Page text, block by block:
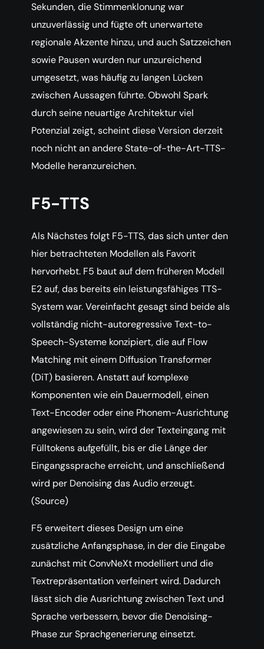
Sekunden, die Stimmenklonung war
unzuverlässig und fügte oft unerwartete
regionale Akzente hinzu, und auch Satzzeichen
sowie Pausen wurden nur unzureichend
umgesetzt, was häufig zu langen Lücken
zwischen Aussagen führte. Obwohl Spark
durch seine neuartige Architektur viel
Potenzial zeigt, scheint diese Version derzeit
noch nicht an andere State-of-the-Art-TTS-
Modelle heranzureichen.
F5-TTS
Als Nächstes folgt F5-TTS, das sich unter den
hier betrachteten Modellen als Favorit
hervorhebt. F5 baut auf dem früheren Modell
E2 auf, das bereits ein leistungsfähiges TTS-
System war. Vereinfacht gesagt sind beide als
vollständig nicht-autoregressive Text-to-
Speech-Systeme konzipiert, die auf Flow
Matching mit einem Diffusion Transformer
(DiT) basieren. Anstatt auf komplexe
Komponenten wie ein Dauermodell, einen
Text-Encoder oder eine Phonem-Ausrichtung
angewiesen zu sein, wird der Texteingang mit
Fülltokens aufgefüllt, bis er die Länge der
Eingangssprache erreicht, und anschließend
wird per Denoising das Audio erzeugt.
(Source)
F5 erweitert dieses Design um eine
zusätzliche Anfangsphase, in der die Eingabe
zunächst mit ConvNeXt modelliert und die
Textrepräsentation verfeinert wird. Dadurch
lässt sich die Ausrichtung zwischen Text und
Sprache verbessern, bevor die Denoising-
Phase zur Sprachgenerierung einsetzt.